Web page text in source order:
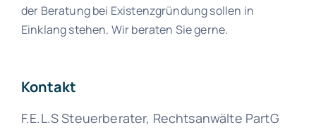
der Beratung bei Existenzgründung sollen in
Einklang stehen. Wir beraten Sie gerne.
Kontakt
F.E.L.S Steuerberater, Rechtsanwälte PartG